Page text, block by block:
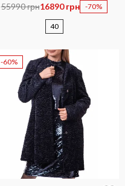
55990 грн16890 грн -70%
40
-60%